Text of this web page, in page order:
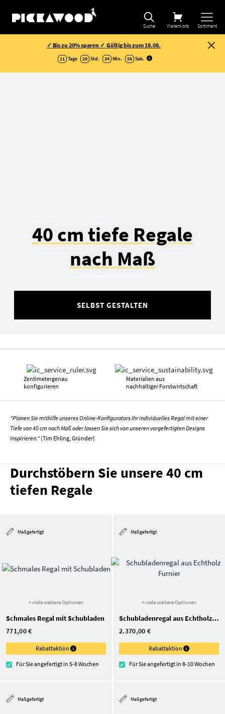
Suche Warenkorb Sortiment
✓ Bis zu 20% sparen ✓ Gültig bis zum 18.08.
11 Tage 20 Std. 34 Min. 58 Sek.
40 cm tiefe Regale
nach Maß
SELBST GESTALTEN
Zentimetergenau
konfigurieren
Materialien aus
nachhaltiger Forstwirtschaft
"Planen Sie mithilfe unseres Online-Konfigurators Ihr individuelles Regal mit einer
Tiefe von 40 cm nach Maß oder lassen Sie sich von unseren vorgefertigten Designs
inspirieren." (Tim Ehling, Gründer)
Durchstöbern Sie unsere 40 cm
tiefen Regale
Maßgefertigt
+ viele weitere Optionen
Schmales Regal mit Schubladen
771,00 €
Rabattaktion
Für Sie angefertigt in 5-8 Wochen
Maßgefertigt
+ viele weitere Optionen
Schubladenregal aus Echtholz Furnier
2.370,00 €
Rabattaktion
Für Sie angefertigt in 8-10 Wochen
Maßgefertigt Maßgefertigt